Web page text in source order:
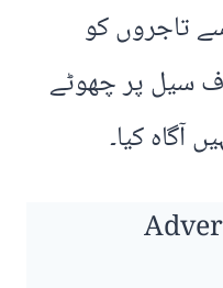
تاجروں کو
سیل پر چھوٹے
آگاہ کیا۔